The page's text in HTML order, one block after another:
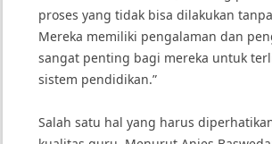
proses yang tidak bisa dilakukan
Mereka memiliki pengalaman dan
sangat penting bagi mereka untuk
sistem pendidikan.”
Salah satu hal yang harus